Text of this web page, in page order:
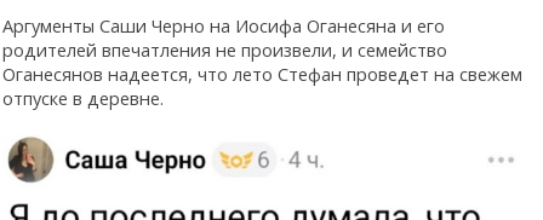
Аргументы Саши Черно на Иосифа Оганесяна и его
родителей впечатления не произвели, и семейство
Оганесянов надеется, что лето Стефан проведет на свежем
отпуске в деревне.